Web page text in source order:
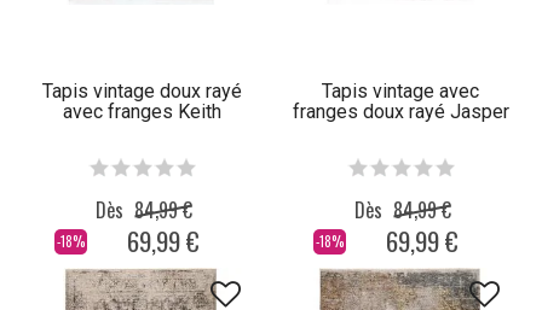
Tapis vintage doux rayé
avec franges Keith
-18%
Dès 84,99 €
69,99 €
Tapis vintage avec
franges doux rayé Jasper
-18%
Dès 84,99 €
69,99 €